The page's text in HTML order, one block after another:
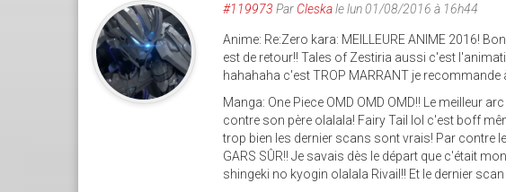
#119973 Par Cleskale lun 01/08/2016 à 16h44
Anime: Re:Zero kara: MEILLEURE ANIME 2016!
est de retour!! Tales of Zestiria aussi c'est
hahahaha c'est TROP MARRANT je
Manga: One Piece OMD OMD OMD!! Le meilleur
contre son père olalala! Fairy Tail lol c'est boff
trop bien les dernier scans sont vrais! Par contre
GARS SÛR!! Je savais dès le départ que c'était
shingeki no kyogin olalala Rivail!! Et le dernier